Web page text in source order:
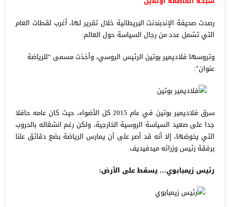
رصدت صحيفة الإندبندنت البريطانية خلال تقرير لها، أغرب لقطات العام
التي تشمل عدد من رجال السياسة حول العالم:
وتروسها فلاديمير بوتين الرئيس الروسي، وأخذت مسمى “للرياضة
عنوان”:
سرق فلاديمير بوتين في عام 2015 كل الأضواء، حيث كان عامه حافلا
جدا على صعيد السياسة الروسية الخارجية، ولكن رغم انشغاله بالحروب
التي يخوضها، إلا أنه قد أصر على أن يمارس الرياضة بضع دقائق علنا
برفقة رئيس وزرائه ميدفيديف.
رئيس زيمبابوي… يسقط على الأرض: